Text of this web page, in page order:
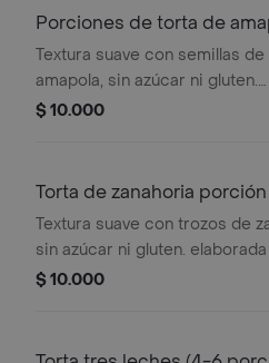
conservese refrigerada; su
presentaciónpuede ser de
triangular o rectangular.
Porciones de torta de
Textura suave con semillas de
amapola, sin azúcar ni gluten.
elaborada a base de harina de
refrigerada; su
ser de forma triangular o
$ 10.000
Torta de zanahoria porción
Textura suave con trozos de
sin azúcar ni gluten.
de harina de almendras y arroz.
presentaciónpuede ser de
$ 10.000